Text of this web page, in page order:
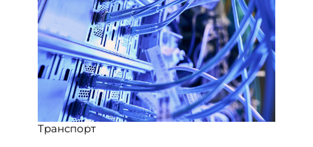
Транспорт